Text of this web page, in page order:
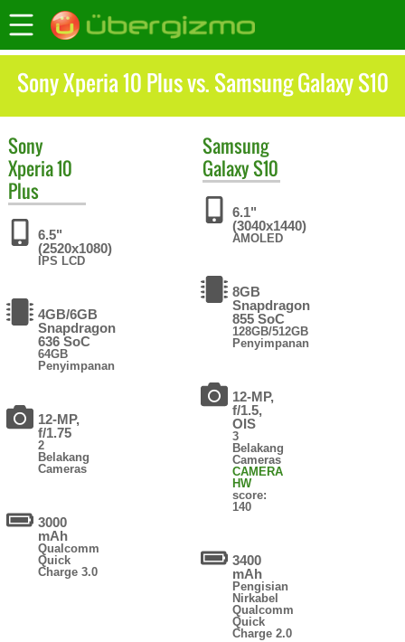
Sony Xperia 10 Plus vs. Samsung Galaxy S10
Sony
Xperia 10
Plus
6.5"
(2520x1080)
IPS LCD
4GB/6GB
Snapdragon
636 SoC
64GB
Penyimpanan
12-MP,
f/1.75
2
Belakang
Cameras
3000
mAh
Qualcomm
Quick
Charge 3.0
Samsung
Galaxy S10
6.1"
(3040x1440)
AMOLED
8GB
Snapdragon
855 SoC
128GB/512GB
Penyimpanan
12-MP,
f/1.5,
OIS
3
Belakang
Cameras
CAMERA
HW
score:
140
3400
mAh
Pengisian
Nirkabel
Qualcomm
Quick
Charge 2.0